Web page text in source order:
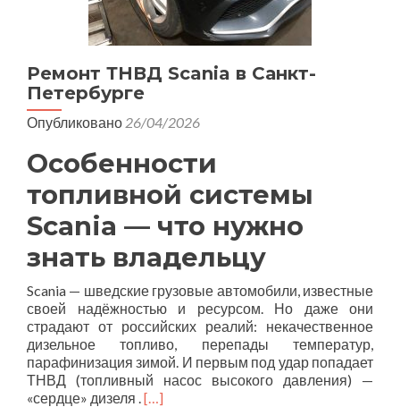
Ремонт ТНВД Scania в Санкт-
Петербурге
Опубликовано 26/04/2026
Особенности
топливной системы
Scania — что нужно
знать владельцу
Scania — шведские грузовые автомобили, известные
своей надёжностью и ресурсом. Но даже они
страдают от российских реалий: некачественное
дизельное топливо, перепады температур,
парафинизация зимой. И первым под удар попадает
ТНВД (топливный насос высокого давления) —
«сердце» дизеля .[…]